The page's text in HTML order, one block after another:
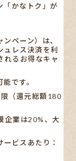
「かなトク」が
ペーン）は、
ュレス決済を利
れるお得なキャ
です。
（還元総額180
企業は20%、大
ビスあたり：